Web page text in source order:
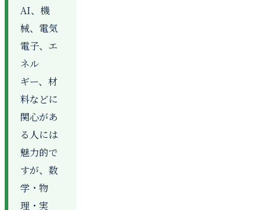
AI、機
械、電気
電子、エ
ネル
ギー、材
料などに
関心があ
る人には
魅力的で
すが、数
学・物
理・実